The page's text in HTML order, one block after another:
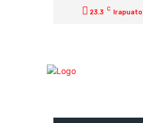
23.3 C Irapuato